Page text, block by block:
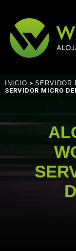
INICIO > SERVIDOR
SERVIDOR MICRO